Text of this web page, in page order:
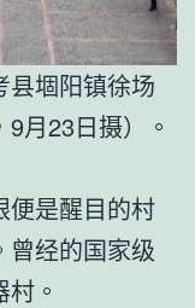
县堌阳镇徐场
月23日摄）。
便是醒目的村
曾经的国家级
。